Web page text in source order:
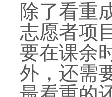
除了看重
志愿者项
要在课余
外，还需